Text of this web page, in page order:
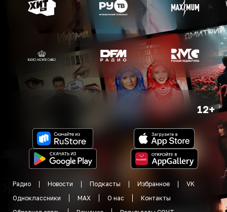
12+
Радио Новости Подкасты Избранное
VK
Одноклассники
MAX О нас
Контакты